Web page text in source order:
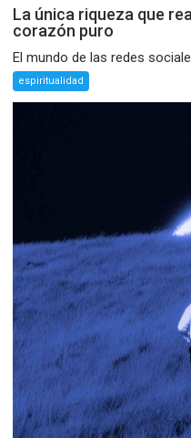
La única riqueza que
corazón puro
El mundo de las redes
espiritualidad